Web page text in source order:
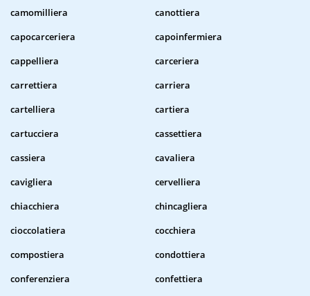
camomilliera
canottiera
capocarceriera
capoinfermiera
cappelliera
carceriera
carrettiera
carriera
cartelliera
cartiera
cartucciera
cassettiera
cassiera
cavaliera
cavigliera
cervelliera
chiacchiera
chincagliera
cioccolatiera
cocchiera
compostiera
condottiera
conferenziera
confettiera